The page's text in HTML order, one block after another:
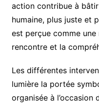
action contribue à
humaine, plus juste et
est perçue comme
rencontre et la
Les différentes
lumière la portée
organisée à l’occasion